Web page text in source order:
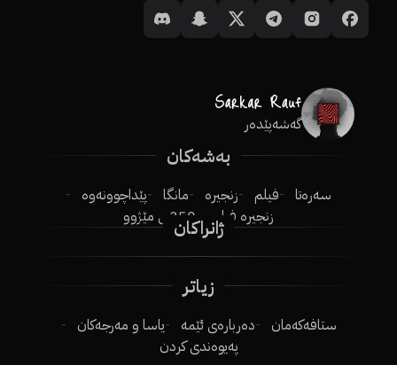
گەشەپێدەر
بەشەکان
سەرەتا فیلم زنجیرە مانگا
پێداچوونەوە
زنجیرە فیلم
250ـی مێژوو
ژانراکان
زیاتر
ستافەکەمان دەربارەی ئێمە
یاسا و مەرجەکان
پەیوەندی کردن